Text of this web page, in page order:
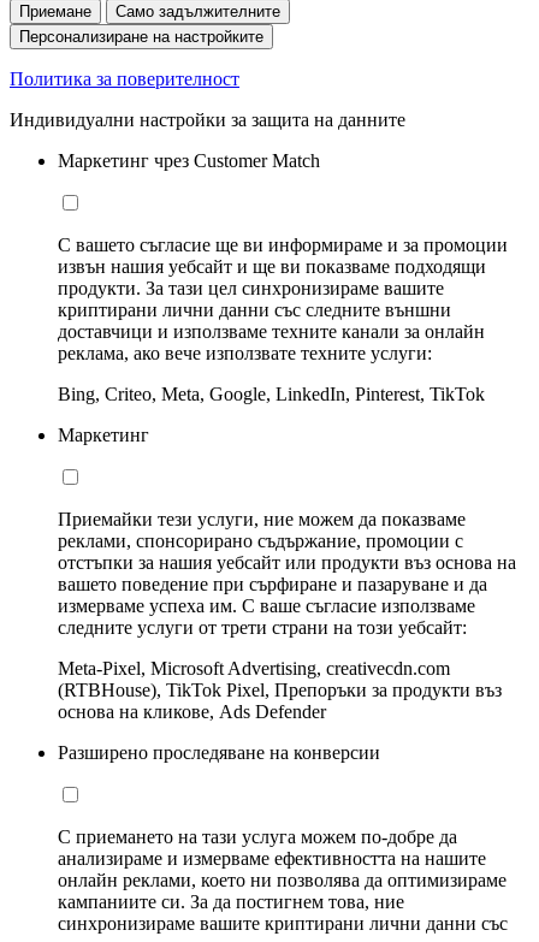
Приемане
Само задължителните
Персонализиране на настройките
Политика за поверителност
Индивидуални настройки за защита на данните
Маркетинг чрез Customer Match
С вашето съгласие ще ви информираме и за промоции
извън нашия уебсайт и ще ви показваме подходящи
продукти. За тази цел синхронизираме вашите
криптирани лични данни със следните външни
доставчици и използваме техните канали за онлайн
реклама, ако вече използвате техните услуги:
Bing, Criteo, Meta, Google, LinkedIn, Pinterest, TikTok
Маркетинг
Приемайки тези услуги, ние можем да показваме
реклами, спонсорирано съдържание, промоции с
отстъпки за нашия уебсайт или продукти въз основа на
вашето поведение при сърфиране и пазаруване и да
измерваме успеха им. С ваше съгласие използваме
следните услуги от трети страни на този уебсайт:
Meta-Pixel, Microsoft Advertising, creativecdn.com
(RTBHouse), TikTok Pixel, Препоръки за продукти въз
основа на кликове, Ads Defender
Разширено проследяване на конверсии
С приемането на тази услуга можем по-добре да
анализираме и измерваме ефективността на нашите
онлайн реклами, което ни позволява да оптимизираме
кампаниите си. За да постигнем това, ние
синхронизираме вашите криптирани лични данни със